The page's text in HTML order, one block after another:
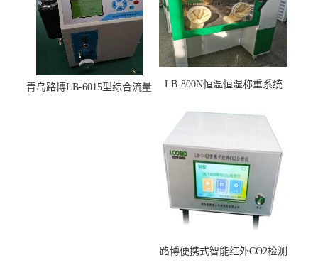
青岛路博LB-6015型综合流量
LB-800N恒温恒湿称重系统
路博便携式智能红外CO2检测